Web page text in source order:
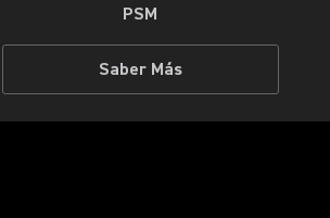
PSM
Saber Más